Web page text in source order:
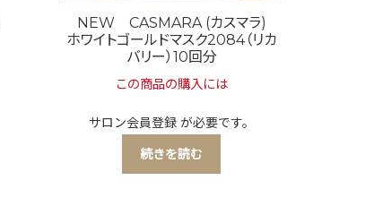
NEW CASMARA (カスマラ)
ホワイトゴールドマスク2084（リカ
バリー）10回分
この商品の購入には
サロン会員登録が必要です。
続きを読む